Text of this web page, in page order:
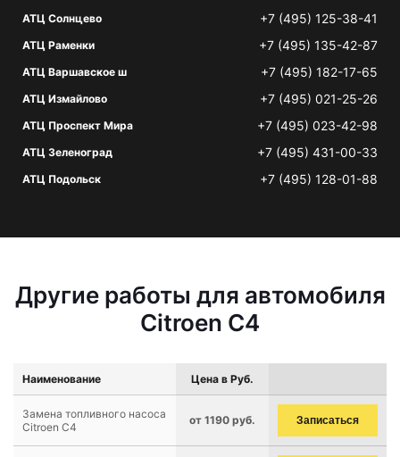
АТЦ Солнцево +7 (495) 125-38-41
АТЦ Раменки +7 (495) 135-42-87
АТЦ Варшавское ш +7 (495) 182-17-65
АТЦ Измайлово +7 (495) 021-25-26
АТЦ Проспект Мира +7 (495) 023-42-98
АТЦ Зеленоград +7 (495) 431-00-33
АТЦ Подольск +7 (495) 128-01-88
Другие работы для автомобиля
Citroen C4
Наименование Цена в Руб.
Замена топливного насоса
Citroen C4
от 1190 руб. Записаться